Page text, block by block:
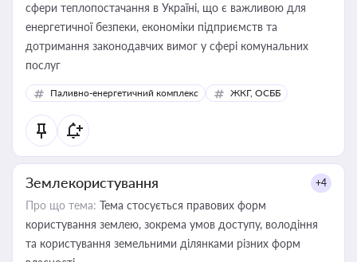
сфери теплопостачання в Україні, що є важливою для
енергетичної безпеки, економіки підприємств та
дотримання законодавчих вимог у сфері комунальних
послуг
Паливно-енергетичний комплекс ЖКГ, ОСББ
Землекористування +4
Про що тема: Тема стосується правових форм
користування землею, зокрема умов доступу, володіння
та користування земельними ділянками різних форм